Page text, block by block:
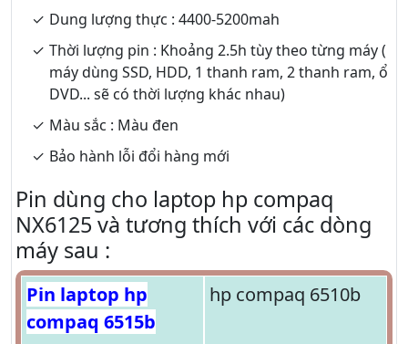
Dung lượng thực : 4400-5200mah
Thời lượng pin : Khoảng 2.5h tùy theo từng máy (
máy dùng SSD, HDD, 1 thanh ram, 2 thanh ram, ổ
DVD... sẽ có thời lượng khác nhau)
Màu sắc : Màu đen
Bảo hành lỗi đổi hàng mới
Pin dùng cho laptop hp compaq
NX6125 và tương thích với các dòng
máy sau :
Pin laptop hp
compaq 6515b
hp compaq 6510b